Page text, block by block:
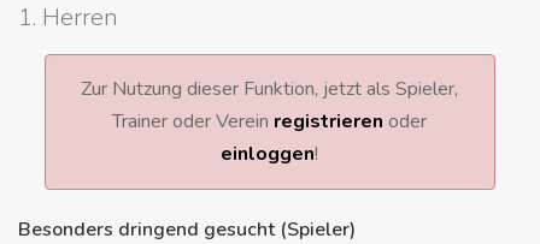
1. Herren
Zur Nutzung dieser Funktion, jetzt als Spieler,
Trainer oder Verein registrieren oder
einloggen!
Besonders dringend gesucht (Spieler)